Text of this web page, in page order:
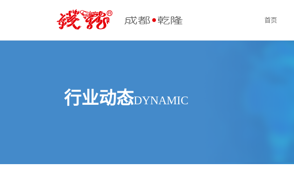
首页
行业动态DYNAMIC